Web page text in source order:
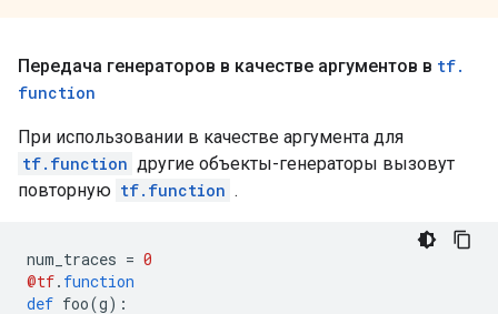
Передача генераторов в качестве аргументов в tf.
function
При использовании в качестве аргумента для
tf.function другие объекты-генераторы вызовут
повторную tf.function .
num_traces = 0
@tf. function
def foo(g):